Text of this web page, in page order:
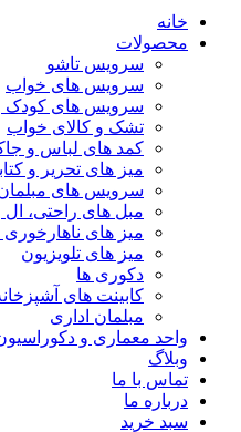
خانه
محصولات
سرویس تاشو
سرویس های خواب
سرویس های کودک
تشک و کالای خواب
کمد های لباس و
میز های تحریر و
سرویس های مبلمان
مبل های راحتی،
میز های
میز های تلویزیون
دکوری ها
کابینت های
مبلمان اداری
واحد معماری و
وبلاگ
تماس با ما
درباره ما
سبد خرید